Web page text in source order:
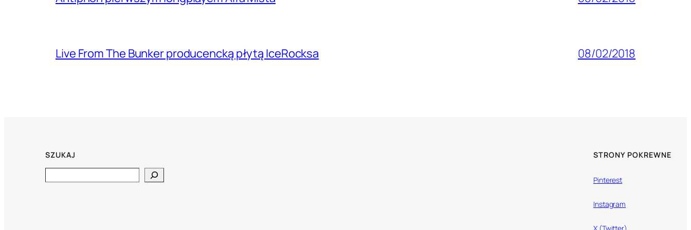
Live From The Bunker producencką płytą IceRocksa 08/02/2018
SZUKAJ STRONY POKREWNE
Pinterest
Instagram